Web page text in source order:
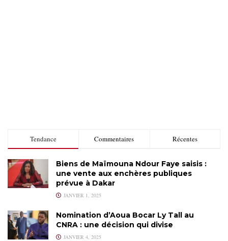
Tendance Commentaires Récentes
Biens de Maïmouna Ndour Faye saisis :
une vente aux enchères publiques
prévue à Dakar
JANVIER 1, 2025
Nomination d’Aoua Bocar Ly Tall au
CNRA : une décision qui divise
JANVIER 4, 2025